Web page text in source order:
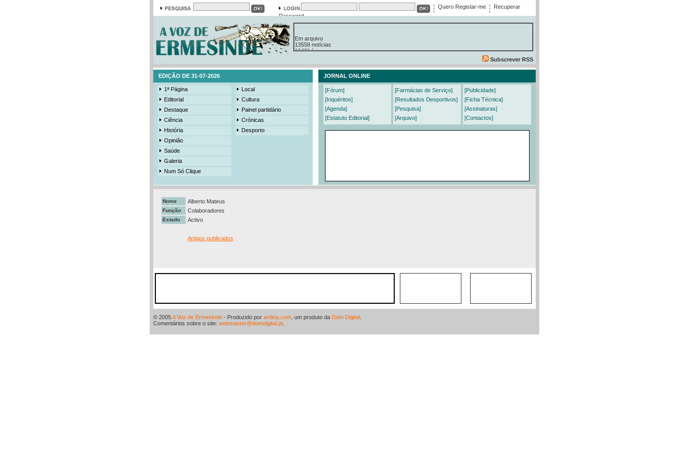
Quero Registar-me
Recuperar
Password
Em arquivo
13558 notícias
19421 fotos
525 registos
Subscrever RSS
EDIÇÃO DE 31-07-2026 JORNAL ONLINE
1ª Página
Editorial
Destaque
Ciência
História
Opinião
Saúde
Galeria
Num Só Clique
Local
Cultura
Painel partidário
Crónicas
Desporto
[Fórum]
[Inquéritos]
[Agenda]
[Estatuto Editorial]
[Farmácias de Serviço]
[Resultados Desportivos]
[Pesquisa]
[Arquivo]
[Publicidade]
[Ficha Técnica]
[Assinaturas]
[Contactos]
Nome Alberto Mateus
Função Colaboradores
Estado Activo
Artigos publicados
© 2005A Voz de Ermesinde - Produzido por ardina.com , um produto da Dom Digital
Comentários sobre o site: webmaster@domdigital.pt